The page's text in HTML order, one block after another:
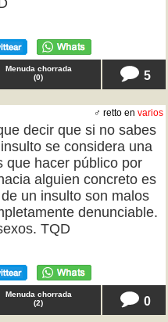
Menuda chorrada
(0) 5
♂ retto en varios
decir que si no sabes
se considera una
que hacer público por
alguien concreto es
un insulto son malos
denunciable.
TQD
Menuda chorrada
(2) 0